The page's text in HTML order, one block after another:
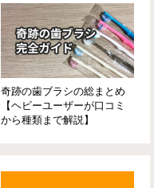
奇跡の歯ブラシの総まとめ
【ヘビーユーザーが口コミ
から種類まで解説】